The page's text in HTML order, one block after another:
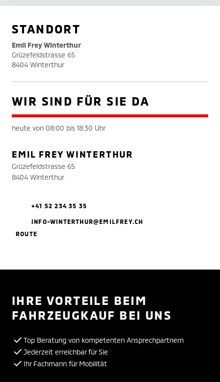
STANDORT
Emil Frey Winterthur
Grüzefeldstrasse 65
8404 Winterthur
WIR SIND FÜR SIE DA
heute von 08:00 bis 18:30 Uhr
EMIL FREY WINTERTHUR
Grüzefeldstrasse 65
8404 Winterthur
+41 52 234 35 35
INFO-WINTERTHUR@EMILFREY.CH
ROUTE
IHRE VORTEILE BEIM
FAHRZEUGKAUF BEI UNS
Top Beratung von kompetenten Ansprechpartnern
Jederzeit erreichbar für Sie
Ihr Fachmann für Mobilität